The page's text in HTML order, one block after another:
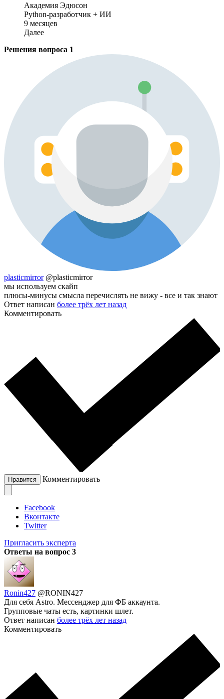
Академия Эдюсон
Python-разработчик + ИИ
9 месяцев
Далее
Решения вопроса 1
plasticmirror @plasticmirror
мы используем скайп
плюсы-минусы смысла перечислять не вижу - все и так знают
Ответ написан более трёх лет назад
Комментировать
Нравится Комментировать
Facebook
Вконтакте
Twitter
Пригласить эксперта
Ответы на вопрос 3
Ronin427 @RONIN427
Для себя Astro. Мессенджер для ФБ аккаунта.
Групповые чаты есть, картинки шлет.
Ответ написан более трёх лет назад
Комментировать